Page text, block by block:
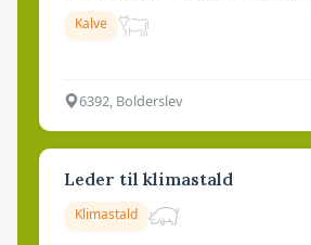
Kalve
6392, Bolderslev
Leder til klimastald
Klimastald